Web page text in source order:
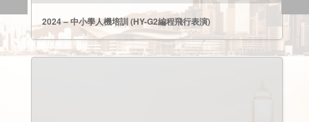
2024 – 中小學人機培訓 (HY-G2編程飛行表演)